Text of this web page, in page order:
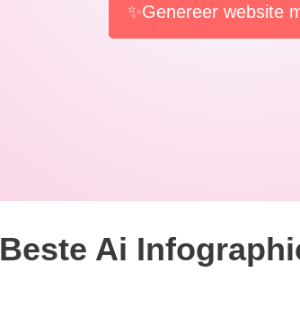
✨Genereer website
Beste Ai